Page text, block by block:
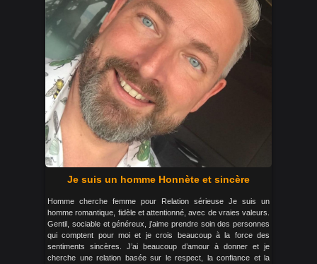
Je suis un homme Honnète et sincère
Homme cherche femme pour Relation sérieuse Je suis un
homme romantique, fidèle et attentionné, avec de vraies valeurs.
Gentil, sociable et généreux, j’aime prendre soin des personnes
qui comptent pour moi et je crois beaucoup à la force des
sentiments sincères. J’ai beaucoup d’amour à donner et je
cherche une relation basée sur le respect, la confiance et la